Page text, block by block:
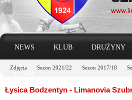
NEWS KLUB DRUŻYNY
Zdjęcia Sezon 2021/22 Sezon 2017/18
LINKI
Łysica Bodzentyn - Limanovia